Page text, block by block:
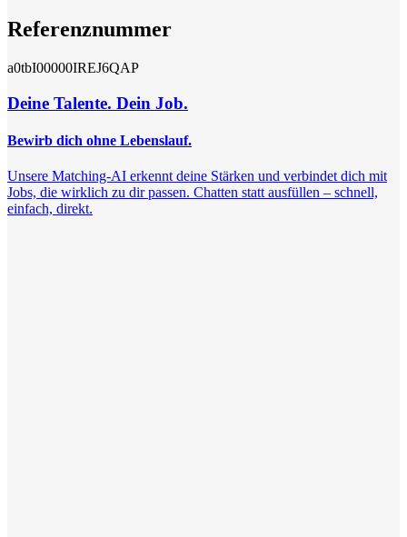
Referenznummer
a0tbI00000IREJ6QAP
Deine Talente. Dein Job.
Bewirb dich ohne Lebenslauf.
Unsere Matching-AI erkennt deine Stärken und verbindet dich mit
Jobs, die wirklich zu dir passen. Chatten statt ausfüllen – schnell,
einfach, direkt.